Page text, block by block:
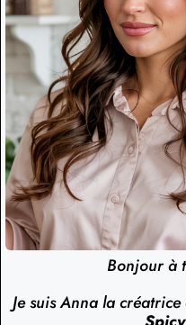
Bonjour à
Je suis Anna la